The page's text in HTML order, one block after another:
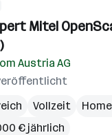
Mitel
Austria AG
Vollzeit
€ jährlich